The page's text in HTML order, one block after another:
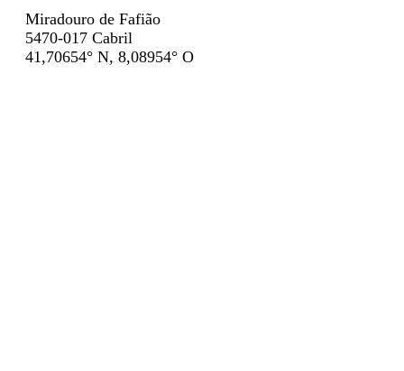
Miradouro de Fafião
5470-017 Cabril
41,70654° N, 8,08954° O